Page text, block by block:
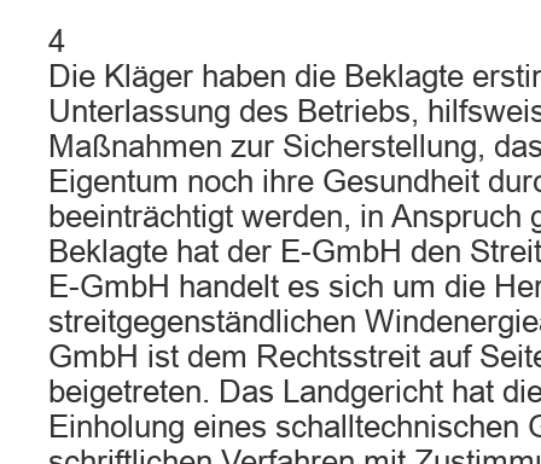
4
Die Kläger haben die Beklagte
Unterlassung des Betriebs,
Maßnahmen zur Sicherstellung,
Eigentum noch ihre Gesundheit
beeinträchtigt werden, in Anspruch
Beklagte hat der E-GmbH den
E-GmbH handelt es sich um die
streitgegenständlichen
GmbH ist dem Rechtsstreit auf
beigetreten. Das Landgericht hat
Einholung eines schalltechnischen